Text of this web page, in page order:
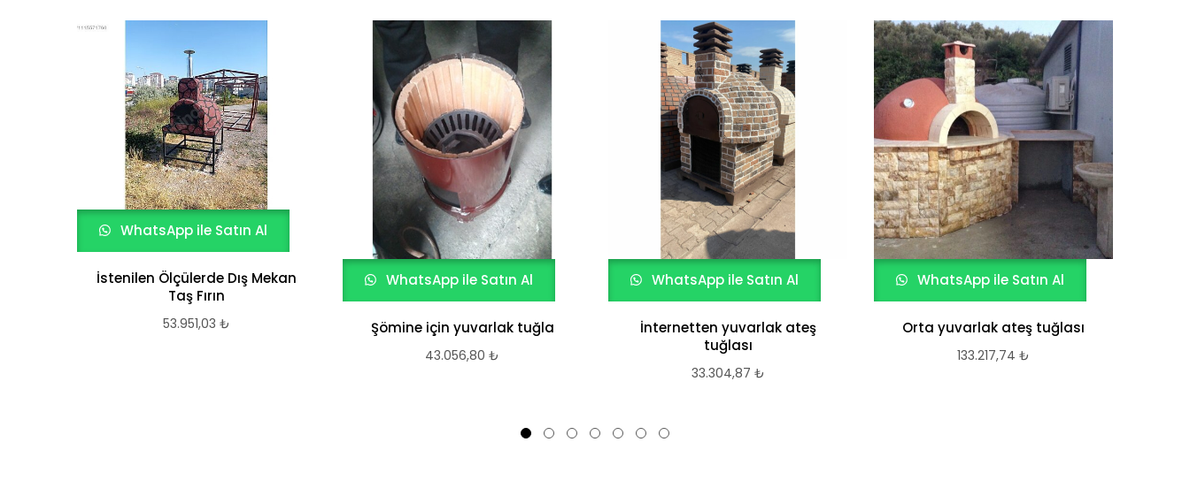
WhatsApp ile Satın Al
İstenilen Ölçülerde Dış Mekan
Taş Fırın
53.951,03 ₺
WhatsApp ile Satın Al
Şömine için yuvarlak tuğla
43.056,80 ₺
WhatsApp ile Satın Al
İnternetten yuvarlak ateş
tuğlası
33.304,87 ₺
WhatsApp ile Satın Al
Orta yuvarlak ateş tuğlası
133.217,74 ₺